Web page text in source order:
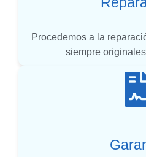
Procedemos a la
siempre